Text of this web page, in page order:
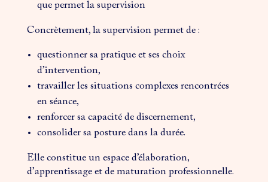
que permet la supervision
Concrètement, la supervision permet de :
questionner sa pratique et ses choix
d’intervention,
travailler les situations complexes rencontrées
en séance,
renforcer sa capacité de discernement,
consolider sa posture dans la durée.
Elle constitue un espace d’élaboration,
d’apprentissage et de maturation professionnelle.